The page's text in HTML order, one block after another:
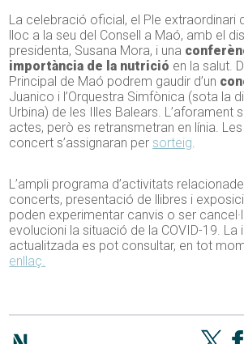
La celebració oficial, el Ple extraordinari
lloc a la seu del Consell a Maó, amb el
presidenta, Susana Mora, i una
importància de la nutrició en la salut.
Principal de Maó podrem gaudir d’un
Juanico i l’Orquestra Simfònica (sota la
Urbina) de les Illes Balears. L’aforament
actes, però es retransmetran en línia.
concert s’assignaran per sorteig.
L’ampli programa d’activitats
concerts, presentació de llibres i
poden experimentar canvis o ser
evolucioni la situació de la COVID-19. La
actualitzada es pot consultar, en tot
enllaç.